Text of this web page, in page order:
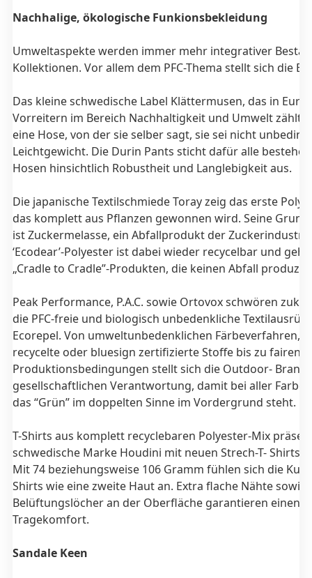
Nachhalige, ökologische Funkionsbekleidung
Umweltaspekte werden immer mehr integrativer
Kollektionen. Vor allem dem PFC-Thema stellt sich die
Das kleine schwedische Label Klättermusen, das in
Vorreitern im Bereich Nachhaltigkeit und Umwelt zählt,
eine Hose, von der sie selber sagt, sie sei nicht
Leichtgewicht. Die Durin Pants sticht dafür alle
Hosen hinsichtlich Robustheit und Langlebigkeit aus.
Die japanische Textilschmiede Toray zeig das erste
das komplett aus Pflanzen gewonnen wird. Seine
ist Zuckermelasse, ein Abfallprodukt der
‘Ecodear’-Polyester ist dabei wieder recycelbar und
„Cradle to Cradle”-Produkten, die keinen Abfall
Peak Performance, P.A.C. sowie Ortovox schwören
die PFC-freie und biologisch unbedenkliche
Ecorepel. Von umweltunbedenklichen Färbeverfahren,
recycelte oder bluesign zertifizierte Stoffe bis zu fairen
Produktionsbedingungen stellt sich die Outdoor-
gesellschaftlichen Verantwortung, damit bei aller
das “Grün” im doppelten Sinne im Vordergrund steht.
T-Shirts aus komplett recyclebaren Polyester-Mix
schwedische Marke Houdini mit neuen Strech-T- Shirts
Mit 74 beziehungsweise 106 Gramm fühlen sich die
Shirts wie eine zweite Haut an. Extra flache Nähte sowie
Belüftungslöcher an der Oberfläche garantieren einen
Tragekomfort.
Sandale Keen